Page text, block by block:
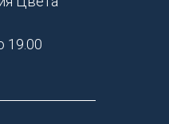
19.00